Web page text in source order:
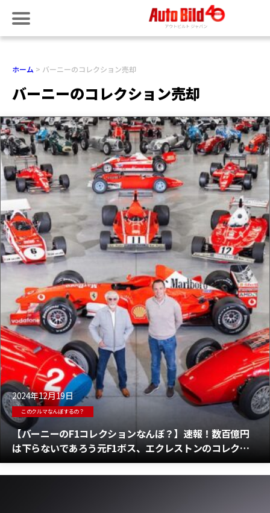
ホーム バーニーのコレクション売却
バーニーのコレクション売却
2024年12月19日
このクルマなんぼするの？
【バーニーのF1コレクションなんぼ？】速報！数百億円
は下らないであろう元F1ボス、エクレストンのコレクシ
ョンがオークションに！！！